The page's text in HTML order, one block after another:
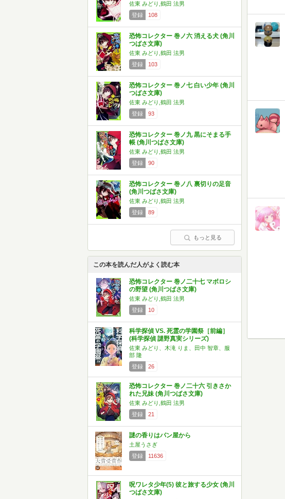
佐東 みどり,鶴田 法男
登録
108
恐怖コレクター 巻ノ六 消える犬 (角川
つばさ文庫)
佐東 みどり,鶴田 法男
登録
103
恐怖コレクター 巻ノ七 白い少年 (角川
つばさ文庫)
佐東 みどり,鶴田 法男
登録
93
恐怖コレクター 巻ノ九 黒にそまる手
帳 (角川つばさ文庫)
佐東 みどり,鶴田 法男
登録
90
恐怖コレクター 巻ノ八 裏切りの足音
(角川つばさ文庫)
佐東 みどり,鶴田 法男
登録
89
もっと見る
この本を読んだ人がよく読む本
恐怖コレクター 巻ノ二十七 マボロシ
の野望 (角川つばさ文庫)
佐東 みどり,鶴田 法男
登録
10
科学探偵 VS. 死霊の学園祭［前編］
(科学探偵 謎野真実シリーズ)
佐東 みどり、木滝 りま、田中 智章、服
部 隆
登録
26
恐怖コレクター 巻ノ二十六 引きさか
れた兄妹 (角川つばさ文庫)
佐東 みどり,鶴田 法男
登録
21
謎の香りはパン屋から
土屋うさぎ
登録
11636
呪ワレタ少年(5) 彼と旅する少女 (角川
つばさ文庫)